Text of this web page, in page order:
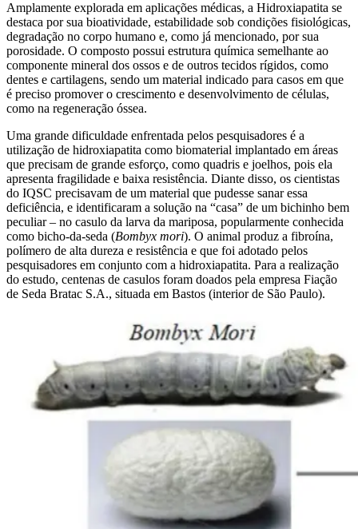
Amplamente explorada em aplicações médicas, a Hidroxiapatita se
destaca por sua bioatividade, estabilidade sob condições fisiológicas,
degradação no corpo humano e, como já mencionado, por sua
porosidade. O composto possui estrutura química semelhante ao
componente mineral dos ossos e de outros tecidos rígidos, como
dentes e cartilagens, sendo um material indicado para casos em que
é preciso promover o crescimento e desenvolvimento de células,
como na regeneração óssea.
Uma grande dificuldade enfrentada pelos pesquisadores é a
utilização de hidroxiapatita como biomaterial implantado em áreas
que precisam de grande esforço, como quadris e joelhos, pois ela
apresenta fragilidade e baixa resistência. Diante disso, os cientistas
do IQSC precisavam de um material que pudesse sanar essa
deficiência, e identificaram a solução na “casa” de um bichinho bem
peculiar – no casulo da larva da mariposa, popularmente conhecida
como bicho-da-seda (Bombyx mori). O animal produz a fibroína,
polímero de alta dureza e resistência e que foi adotado pelos
pesquisadores em conjunto com a hidroxiapatita. Para a realização
do estudo, centenas de casulos foram doados pela empresa Fiação
de Seda Bratac S.A., situada em Bastos (interior de São Paulo).